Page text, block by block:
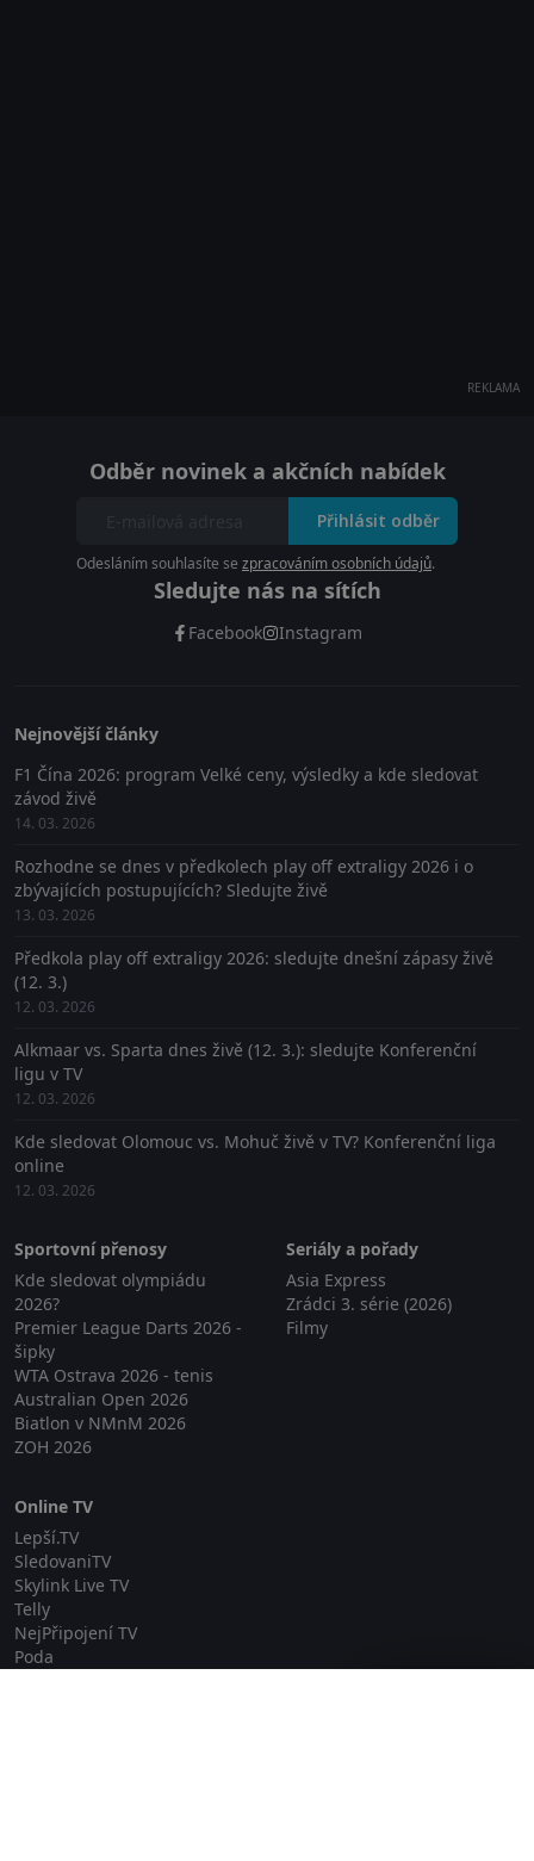
REKLAMA
Odběr novinek a akčních nabídek
Přihlásit odběr
Odesláním souhlasíte se zpracováním osobních údajů.
Sledujte nás na sítích
Facebook Instagram
Nejnovější články
F1 Čína 2026: program Velké ceny, výsledky a kde sledovat
závod živě
14. 03. 2026
Rozhodne se dnes v předkolech play off extraligy 2026 i o
zbývajících postupujících? Sledujte živě
13. 03. 2026
Předkola play off extraligy 2026: sledujte dnešní zápasy živě
(12. 3.)
12. 03. 2026
Alkmaar vs. Sparta dnes živě (12. 3.): sledujte Konferenční
ligu v TV
12. 03. 2026
Kde sledovat Olomouc vs. Mohuč živě v TV? Konferenční liga
online
12. 03. 2026
Sportovní přenosy
Kde sledovat olympiádu
2026?
Premier League Darts 2026 -
šipky
WTA Ostrava 2026 - tenis
Australian Open 2026
Biatlon v NMnM 2026
ZOH 2026
Seriály a pořady
Asia Express
Zrádci 3. série (2026)
Filmy
Online TV
Lepší.TV
SledovaniTV
Skylink Live TV
Telly
NejPřipojení TV
Poda